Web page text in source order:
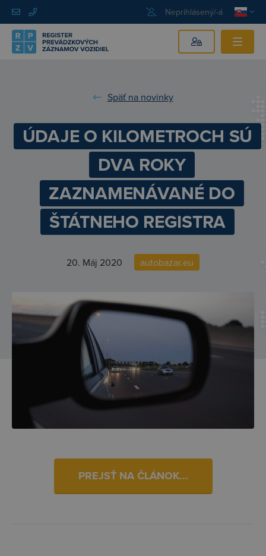
Neprihlásený/-á
Späť na novinky
ÚDAJE O KILOMETROCH SÚ
DVA ROKY
ZAZNAMENÁVANÉ DO
ŠTÁTNEHO REGISTRA
20. Máj 2020 autobazar.eu
PREJSŤ NA ČLÁNOK...